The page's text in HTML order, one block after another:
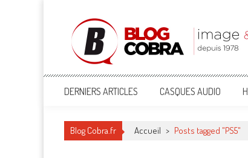
Blog Cobra
Toute l'actu Image & Son !
DERNIERS ARTICLES CASQUES AUDIO
Blog Cobra.fr Accueil > Posts tagged "PS5"